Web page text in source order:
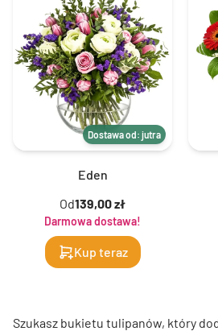
Dostawa od: jutra
Eden
Od139,00 zł
Darmowa dostawa!
Kup teraz
Szukasz bukietu tulipanów, który